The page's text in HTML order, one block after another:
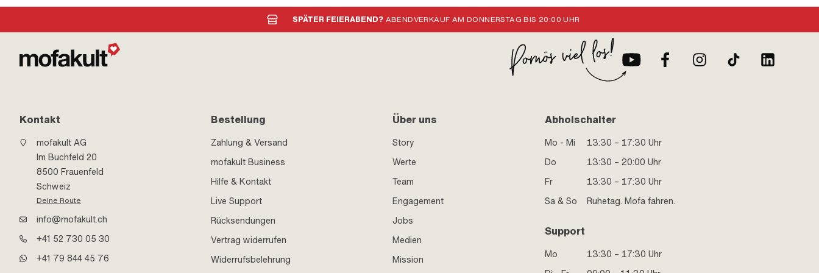
SPÄTER FEIERABEND? ABENDVERKAUF AM DONNERSTAG BIS 20:00 UHR
Kontakt
mofakult AG
Im Buchfeld 20
8500 Frauenfeld
Schweiz
Deine Route
info@mofakult.ch
+41 52 730 05 30
+41 79 844 45 76
Bestellung
Zahlung & Versand
mofakult Business
Hilfe & Kontakt
Live Support
Rücksendungen
Vertrag widerrufen
Widerrufsbelehrung
Über uns
Story
Werte
Team
Engagement
Jobs
Medien
Mission
Abholschalter
Mo - Mi
13:30 – 17:30 Uhr
Do
13:30 – 20:00 Uhr
Fr
13:30 – 17:30 Uhr
Sa & So
Ruhetag. Mofa fahren.
Support
Mo
13:30 – 17:30 Uhr